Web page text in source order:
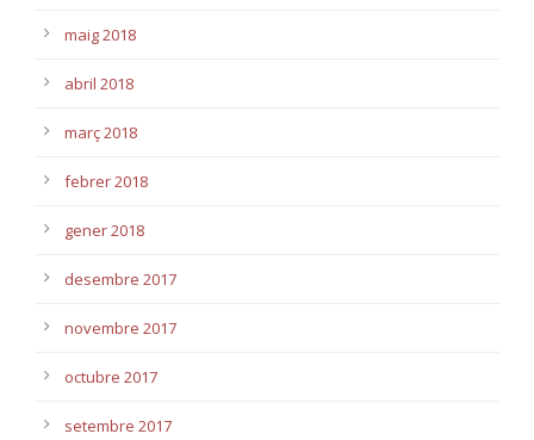
maig 2018
abril 2018
març 2018
febrer 2018
gener 2018
desembre 2017
novembre 2017
octubre 2017
setembre 2017